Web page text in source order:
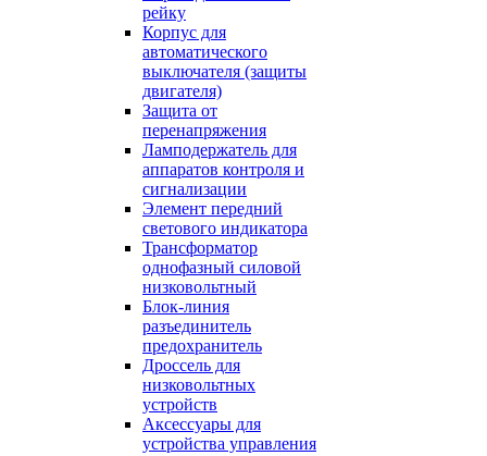
рейку
Корпус для
автоматического
выключателя (защиты
двигателя)
Защита от
перенапряжения
Ламподержатель для
аппаратов контроля и
сигнализации
Элемент передний
светового индикатора
Трансформатор
однофазный силовой
низковольтный
Блок-линия
разъединитель
предохранитель
Дроссель для
низковольтных
устройств
Аксессуары для
устройства управления